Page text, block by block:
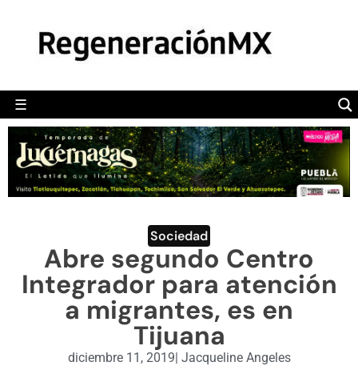
☰
POLÍTICA
CAMALEÓN
OPINIÓN
DEPORTES
ENGLISH SECTION
VIDEOS
Sociedad
Abre segundo Centro
Integrador para atención
a migrantes, es en
Tijuana
diciembre 11, 2019| Jacqueline Angeles